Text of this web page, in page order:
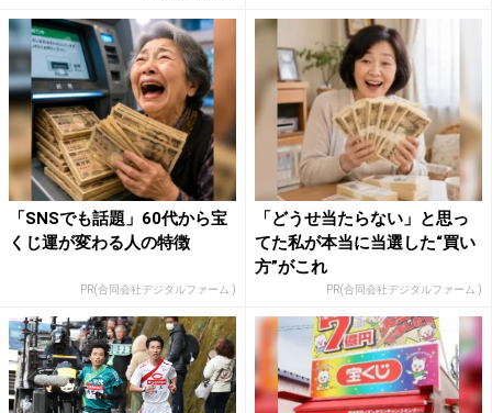
「SNSでも話題」60代から宝
くじ運が変わる人の特徴
PR(合同会社デジタルファーム )
「どうせ当たらない」と思っ
てた私が本当に当選した“買い
方”がこれ
PR(合同会社デジタルファーム )